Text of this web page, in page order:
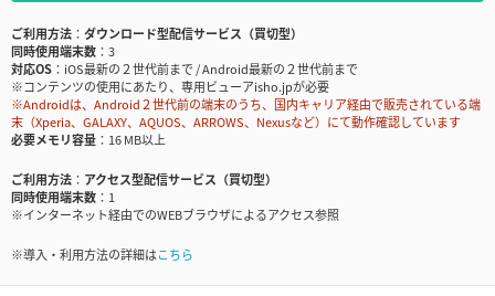
ご利用方法
ダウンロード型配信サービス（買切型）
同時使用端末数
3
対応OS
iOS最新の２世代前まで / Android最新の２世代前まで
※コンテンツの使用にあたり、専用ビューアisho.jpが必要
※Androidは、Android２世代前の端末のうち、国内キャリア経由で販売されている端
末（Xperia、GALAXY、AQUOS、ARROWS、Nexusなど）にて動作確認しています
必要メモリ容量
16 MB以上
ご利用方法
アクセス型配信サービス（買切型）
同時使用端末数
1
※インターネット経由でのWEBブラウザによるアクセス参照
※導入・利用方法の詳細はこちら